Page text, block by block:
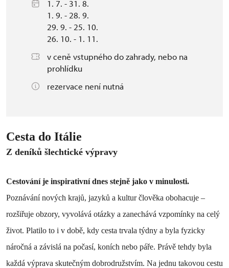
1. 7. - 31. 8.
1. 9. - 28. 9.
29. 9. - 25. 10.
26. 10. - 1. 11.
v ceně vstupného do zahrady, nebo na
prohlídku
rezervace není nutná
Cesta do Itálie
Z deníků šlechtické výpravy
Cestování je inspirativní dnes stejně jako v minulosti.
Poznávání nových krajů, jazyků a kultur člověka obohacuje –
rozšiřuje obzory, vyvolává otázky a zanechává vzpomínky na celý
život. Platilo to i v době, kdy cesta trvala týdny a byla fyzicky
náročná a závislá na počasí, koních nebo páře. Právě tehdy byla
každá výprava skutečným dobrodružstvím. Na jednu takovou cestu